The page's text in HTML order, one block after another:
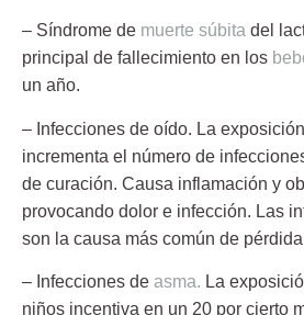
– Síndrome de muerte súbita del
principal de fallecimiento en los
un año.
– Infecciones de oído. La
incrementa el número de
de curación. Causa inflamación y
provocando dolor e infección. Las
son la causa más común de
– Infecciones de asma. La
niños incentiva en un 20 por cierto